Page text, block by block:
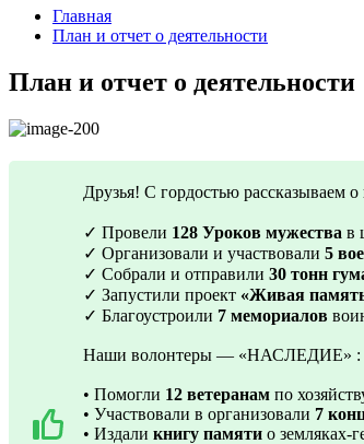
Главная
План и отчет о деятельности
План и отчет о деятельности
Друзья! С гордостью рассказываем
✓ Провели 128 Уроков мужества в
✓ Организовали и участвовали 5
✓ Собрали и отправили 30 тонн
✓ Запустили проект «Живая
✓ Благоустроили 7 мемориалов
Наши волонтеры — «НАСЛЕДИЕ» :
• Помогли 12 ветеранам по
• Участвовали в организовали 7
• Издали книгу памяти о земляках-